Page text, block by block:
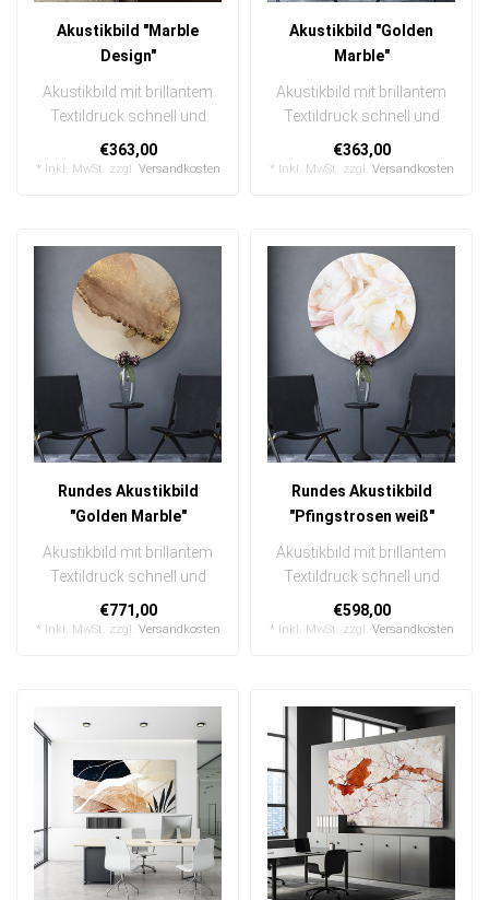
Akustikbild "Marble
Design"
Akustikbild mit brillantem
Textildruck schnell und
einfach austauschbar
In eine..
€363,00
* Inkl. MwSt. zzgl. Versandkosten
Akustikbild "Golden
Marble"
Akustikbild mit brillantem
Textildruck schnell und
einfach austauschbar
In eine..
€363,00
* Inkl. MwSt. zzgl. Versandkosten
Rundes Akustikbild
"Golden Marble"
Akustikbild mit brillantem
Textildruck schnell und
einfach austauschbar
In ein..
€771,00
* Inkl. MwSt. zzgl. Versandkosten
Rundes Akustikbild
"Pfingstrosen weiß"
Akustikbild mit brillantem
Textildruck schnell und
einfach austauschbar
In ein..
€598,00
* Inkl. MwSt. zzgl. Versandkosten